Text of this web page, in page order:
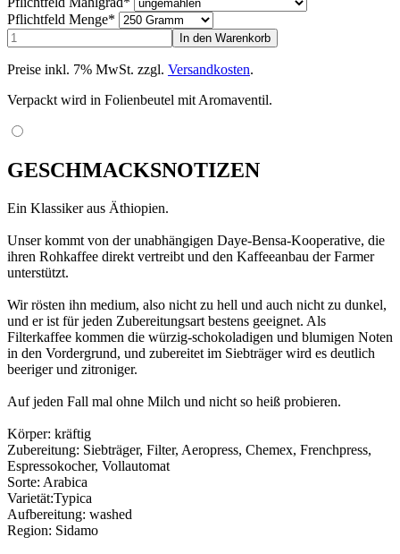
Pflichtfeld Menge*
Preise inkl. 7% MwSt. zzgl. Versandkosten.
Verpackt wird in Folienbeutel mit Aromaventil.
GESCHMACKSNOTIZEN
Ein Klassiker aus Äthiopien.
Unser kommt von der unabhängigen Daye-Bensa-Kooperative, die
ihren Rohkaffee direkt vertreibt und den Kaffeeanbau der Farmer
unterstützt.
Wir rösten ihn medium, also nicht zu hell und auch nicht zu dunkel,
und er ist für jeden Zubereitungsart bestens geeignet. Als
Filterkaffee kommen die würzig-schokoladigen und blumigen Noten
in den Vordergrund, und zubereitet im Siebträger wird es deutlich
beeriger und zitroniger.
Auf jeden Fall mal ohne Milch und nicht so heiß probieren.
Körper: kräftig
Zubereitung: Siebträger, Filter, Aeropress, Chemex, Frenchpress,
Espressokocher, Vollautomat
Sorte: Arabica
Varietät:Typica
Aufbereitung: washed
Region: Sidamo